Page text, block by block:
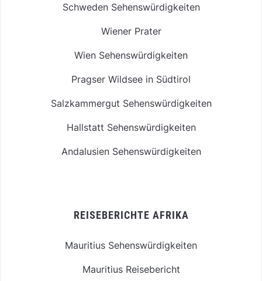
Schweden Sehenswürdigkeiten
Wiener Prater
Wien Sehenswürdigkeiten
Pragser Wildsee in Südtirol
Salzkammergut Sehenswürdigkeiten
Hallstatt Sehenswürdigkeiten
Andalusien Sehenswürdigkeiten
REISEBERICHTE AFRIKA
Mauritius Sehenswürdigkeiten
Mauritius Reisebericht